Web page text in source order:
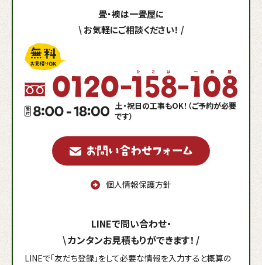
\
畳・襖は一畳屋に
お気軽にご相談ください！ /
土・祝日の工事もOK！（ご予約が必要
です）
個人情報保護方針
\
LINEで問い合わせ・
カンタンお見積もりができます！ /
LINEで「友だち登録」をして必要な情報を入力すると概算の